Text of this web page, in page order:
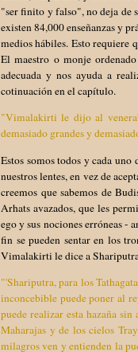
"ser finito y falso", no deja de
existen 84,000 enseñanzas y
medios hábiles. Esto requiere
El maestro o monje
adecuada y nos ayuda a
cotinuación en el capítulo.
"Vimalakirti le dijo al
demasiado grandes y
Estos somos todos y cada
nuestros lentes, en vez de
creemos que sabemos de
Arhats avazados, que les
ego y sus nociones erróneas -
fin se pueden sentar en los
Vimalakirti le dice a
"'Shariputra, para los
inconcebible puede poner al
puede realizar esta hazaña
Maharajas y de los cielos
milagros ven y entienden la